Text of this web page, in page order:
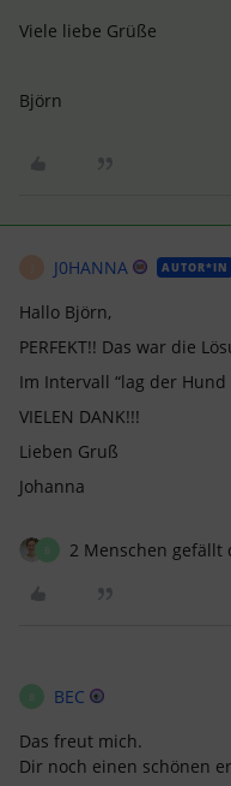
Viele liebe Grüße
Björn
J0HANNA AUTOR*IN
Hallo Björn,
PERFEKT!! Das war die
Im Intervall “lag der Hund
VIELEN DANK!!!
Lieben Gruß
Johanna
2 Menschen gefällt
BEC
Das freut mich.
Dir noch einen schönen